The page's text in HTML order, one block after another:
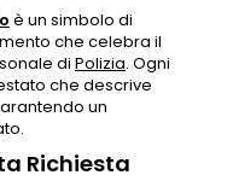
è un simbolo di
che celebra il
di Polizia. Ogni
che descrive
un
Richiesta